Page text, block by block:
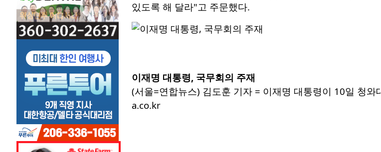
있도록 해 달라"고 주문했다.
이재명 대통령, 국무회의 주재
(서울=연합뉴스) 김도훈 기자 = 이재명 대통령이 10일 청
a.co.kr